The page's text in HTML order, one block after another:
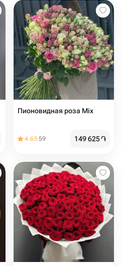
Пионовидная роза Mix
4.6559 149 625֏